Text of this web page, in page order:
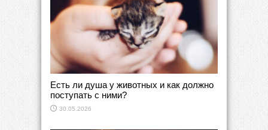
Есть ли душа у животных и как должно
поступать с ними?
30.05.2026